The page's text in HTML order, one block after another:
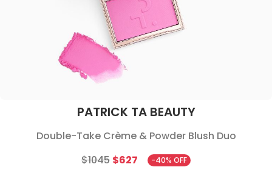
PATRICK TA BEAUTY
Double-Take Crème & Powder Blush Duo
$1045 $627 -40% OFF